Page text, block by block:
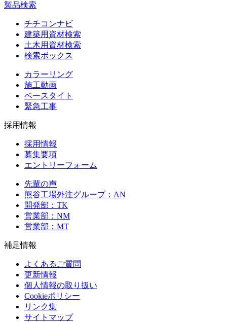
製品検索
チチコンナビ
建築用資材検索
土木用資材検索
検索ボックス
カラーリング
施工動画
ベースタイト
緊急工事
採用情報
採用情報
募集要項
エントリーフォーム
先輩の声
熊谷工場外注グループ：AN
開発部：TK
営業部：NM
営業部：MT
補足情報
よくあるご質問
更新情報
個人情報の取り扱い
Cookieポリシー
リンク集
サイトマップ